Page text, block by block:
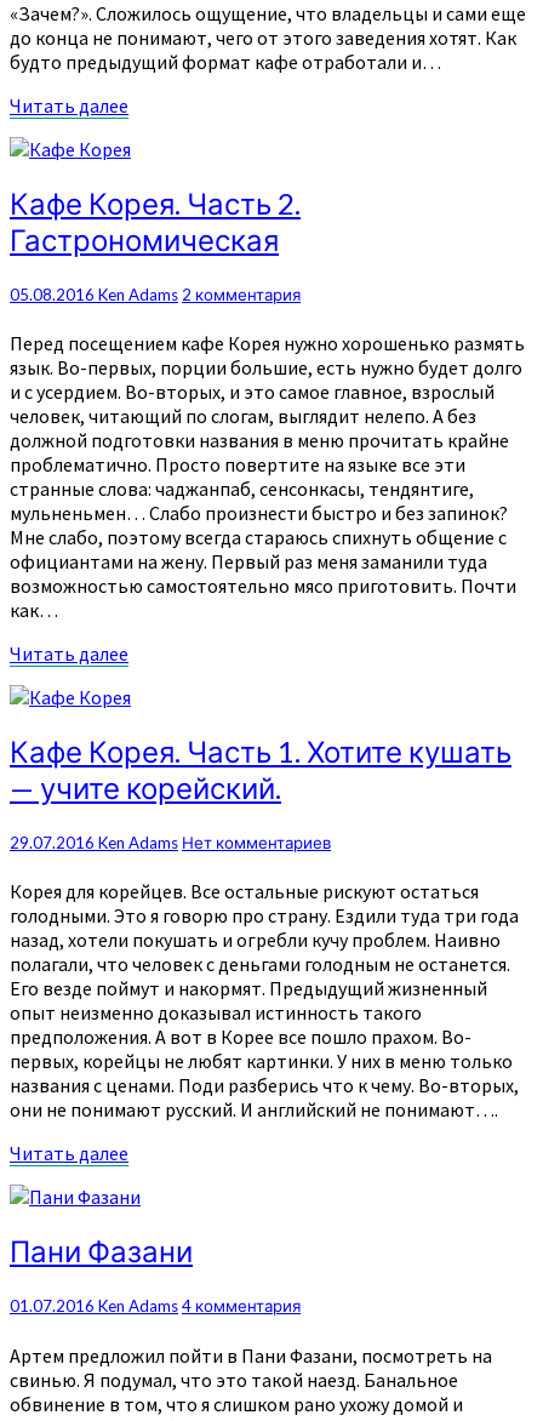
«Зачем?». Сложилось ощущение, что владельцы и сами еще
до конца не понимают, чего от этого заведения хотят. Как
будто предыдущий формат кафе отработали и…
Читать далее
Кафе
Корея.
Часть
Гастрономическая
Кафе Корея. Часть 2.
Гастрономическая
05.08.2016 Ken Adams Комментарии
2 комментария
Перед посещением кафе Корея нужно хорошенько размять
язык. Во-первых, порции большие, есть нужно будет долго
и с усердием. Во-вторых, и это самое главное, взрослый
человек, читающий по слогам, выглядит нелепо. А без
должной подготовки названия в меню прочитать крайне
проблематично. Просто повертите на языке все эти
странные слова: чаджанпаб, сенсонкасы, тендянтиге,
мульненьмен… Слабо произнести быстро и без запинок?
Мне слабо, поэтому всегда стараюсь спихнуть общение с
официантами на жену. Первый раз меня заманили туда
возможностью самостоятельно мясо приготовить. Почти
как…
Читать далее
Кафе
Корея.
Часть
Хотите
—
учите
корейский.
Кафе Корея. Часть 1. Хотите кушать
— учите корейский.
29.07.2016 Ken Adams Комментарии
Нет комментариев
Корея для корейцев. Все остальные рискуют остаться
голодными. Это я говорю про страну. Ездили туда три года
назад, хотели покушать и огребли кучу проблем. Наивно
полагали, что человек с деньгами голодным не останется.
Его везде поймут и накормят. Предыдущий жизненный
опыт неизменно доказывал истинность такого
предположения. А вот в Корее все пошло прахом. Во-
первых, корейцы не любят картинки. У них в меню только
названия с ценами. Поди разберись что к чему. Во-вторых,
они не понимают русский. И английский не понимают….
Читать далее
Пани
Фазани
Пани Фазани
01.07.2016 Ken AdamsКомментарии
4 комментария
Артем предложил пойти в Пани Фазани, посмотреть на
свинью. Я подумал, что это такой наезд. Банальное
обвинение в том, что я слишком рано ухожу домой и